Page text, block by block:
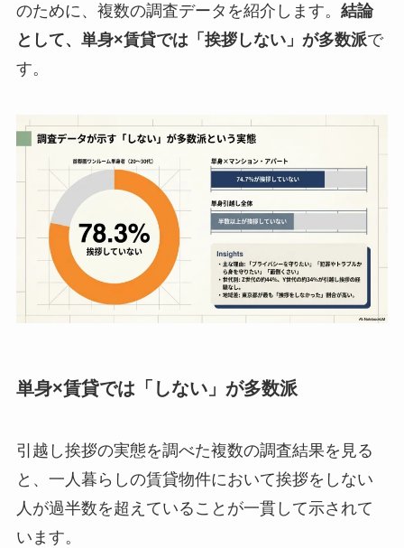
のために、複数の調査データを紹介します。 結論
として、単身×賃貸では「挨拶しない」が多数派で
す。
単身×賃貸では「しない」が多数派
引越し挨拶の実態を調べた複数の調査結果を見る
と、一人暮らしの賃貸物件において挨拶をしない
人が過半数を超えていることが一貫して示されて
います。